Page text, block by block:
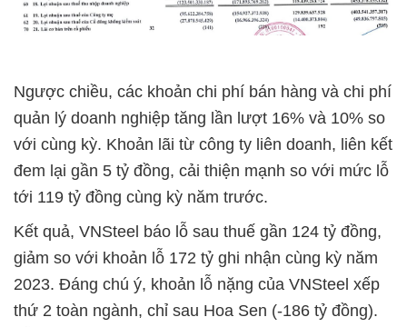
Ngược chiều, các khoản chi phí bán hàng và chi phí
quản lý doanh nghiệp tăng lần lượt 16% và 10% so
với cùng kỳ. Khoản lãi từ công ty liên doanh, liên kết
đem lại gần 5 tỷ đồng, cải thiện mạnh so với mức lỗ
tới 119 tỷ đồng cùng kỳ năm trước.
Kết quả, VNSteel báo lỗ sau thuế gần 124 tỷ đồng,
giảm so với khoản lỗ 172 tỷ ghi nhận cùng kỳ năm
2023. Đáng chú ý, khoản lỗ nặng của VNSteel xếp
thứ 2 toàn ngành, chỉ sau Hoa Sen (-186 tỷ đồng).